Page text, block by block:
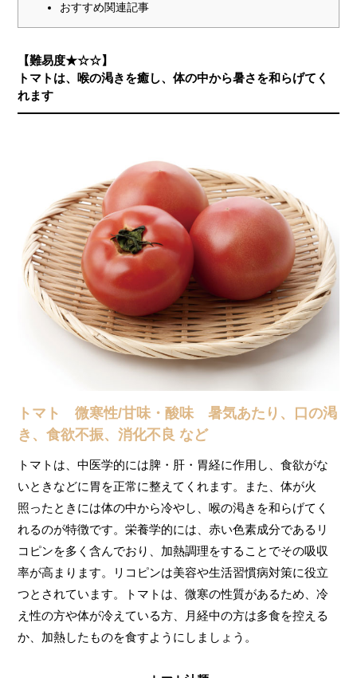
おすすめ関連記事
【難易度★☆☆】
トマトは、喉の渇きを癒し、体の中から暑さを和らげてく
れます
トマト 微寒性/甘味・酸味 暑気あたり、口の渇
き、食欲不振、消化不良 など
トマトは、中医学的には脾・肝・胃経に作用し、食欲がな
いときなどに胃を正常に整えてくれます。また、体が火
照ったときには体の中から冷やし、喉の渇きを和らげてく
れるのが特徴です。栄養学的には、赤い色素成分であるリ
コピンを多く含んでおり、加熱調理をすることでその吸収
率が高まります。リコピンは美容や生活習慣病対策に役立
つとされています。トマトは、微寒の性質があるため、冷
え性の方や体が冷えている方、月経中の方は多食を控える
か、加熱したものを食すようにしましょう。